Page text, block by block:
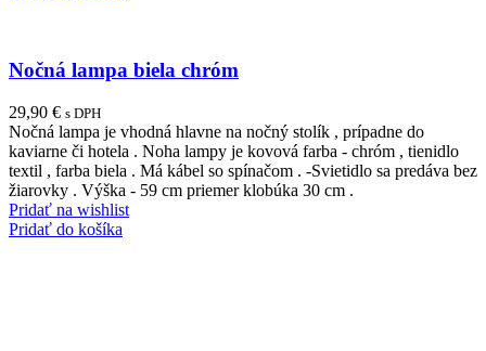
Nočná lampa biela chróm
29,90 € s DPH
Nočná lampa je vhodná hlavne na nočný stolík , prípadne do
kaviarne či hotela . Noha lampy je kovová farba - chróm , tienidlo
textil , farba biela . Má kábel so spínačom . -Svietidlo sa predáva bez
žiarovky . Výška - 59 cm priemer klobúka 30 cm .
Pridať na wishlist
Pridať do košíka